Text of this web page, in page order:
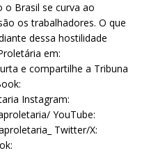
o Brasil se curva ao
os trabalhadores. O que
dessa hostilidade
em:
e compartilhe a Tribuna
Instagram:
YouTube:
Twitter/X: